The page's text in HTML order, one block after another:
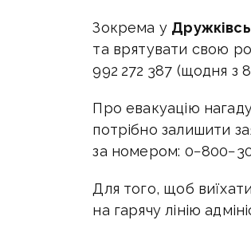
Зокрема у
та врятувати свою
992 272 387 (щодня з
Про евакуацію
потрібно залишити
за номером:
Для того, щоб виїхати
на гарячу лінію